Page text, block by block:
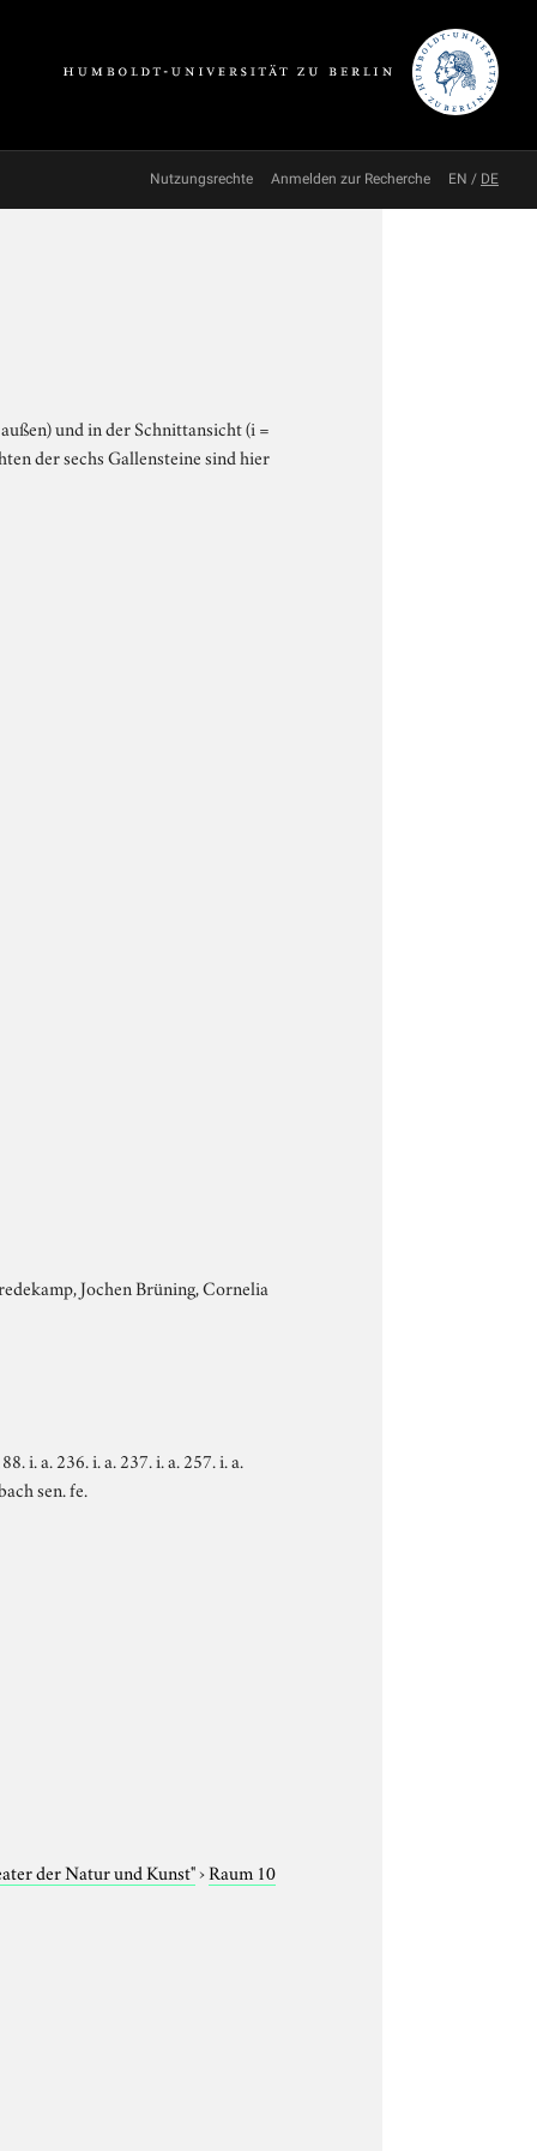
Nutzungsrechte Anmelden zur Recherche EN / DE
und in der Schnittansicht (i =
der sechs Gallensteine sind hier
Jochen Brüning, Cornelia
i. a. 236. i. a. 237. i. a. 257. i. a.
sen. fe.
der Natur und Kunst"›Raum 10